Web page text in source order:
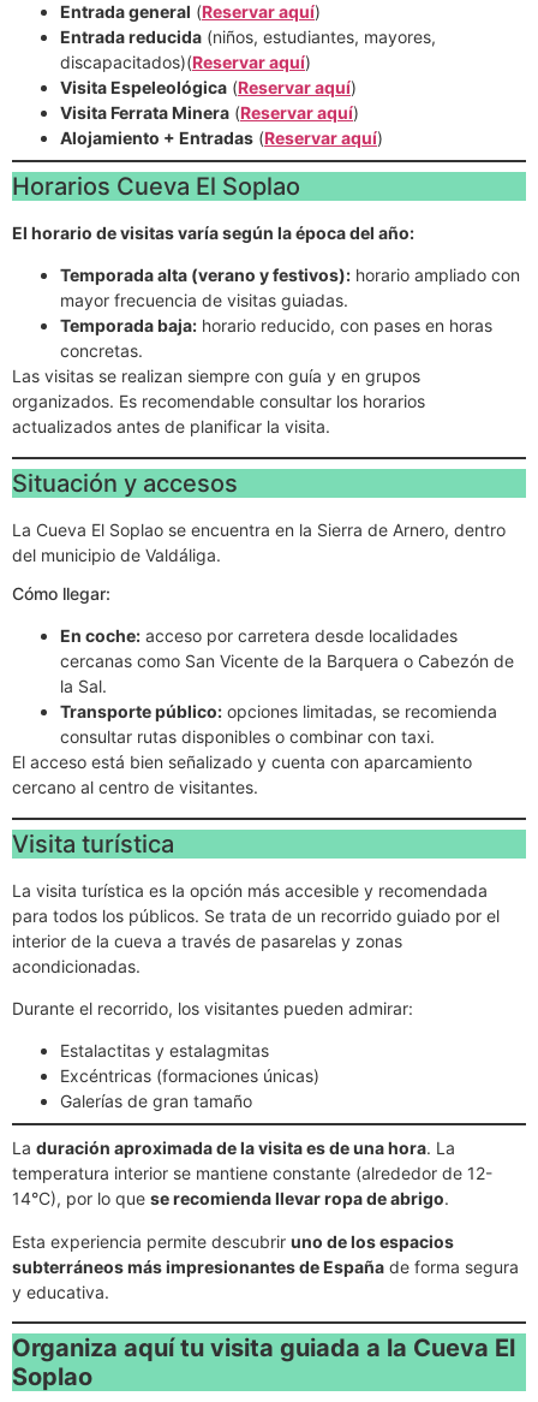
Entrada general (Reservar aquí)
Entrada reducida (niños, estudiantes, mayores,
discapacitados)(Reservar aquí)
Visita Espeleológica (Reservar aquí)
Visita Ferrata Minera (Reservar aquí)
Alojamiento + Entradas (Reservar aquí)
Horarios Cueva El Soplao
El horario de visitas varía según la época del año:
Temporada alta (verano y festivos): horario ampliado con
mayor frecuencia de visitas guiadas.
Temporada baja: horario reducido, con pases en horas
concretas.
Las visitas se realizan siempre con guía y en grupos
organizados. Es recomendable consultar los horarios
actualizados antes de planificar la visita.
Situación y accesos
La Cueva El Soplao se encuentra en la Sierra de Arnero, dentro
del municipio de Valdáliga.
Cómo llegar:
En coche: acceso por carretera desde localidades
cercanas como San Vicente de la Barquera o Cabezón de
la Sal.
Transporte público: opciones limitadas, se recomienda
consultar rutas disponibles o combinar con taxi.
El acceso está bien señalizado y cuenta con aparcamiento
cercano al centro de visitantes.
Visita turística
La visita turística es la opción más accesible y recomendada
para todos los públicos. Se trata de un recorrido guiado por el
interior de la cueva a través de pasarelas y zonas
acondicionadas.
Durante el recorrido, los visitantes pueden admirar:
Estalactitas y estalagmitas
Excéntricas (formaciones únicas)
Galerías de gran tamaño
La duración aproximada de la visita es de una hora. La
temperatura interior se mantiene constante (alrededor de 12-
14°C), por lo que se recomienda llevar ropa de abrigo.
Esta experiencia permite descubrir uno de los espacios
subterráneos más impresionantes de España de forma segura
y educativa.
Organiza aquí tu visita guiada a la Cueva El
Soplao